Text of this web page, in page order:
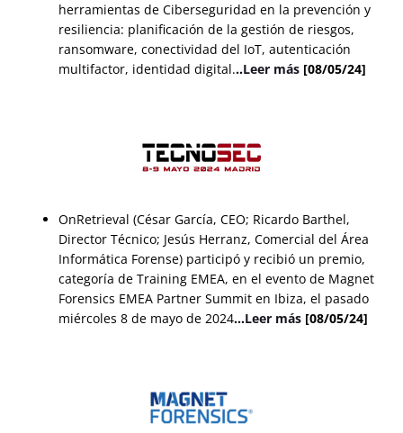
herramientas de Ciberseguridad en la prevención y
resiliencia: planificación de la gestión de riesgos,
ransomware, conectividad del IoT, autenticación
multifactor, identidad digital...Leer más [08/05/24]
OnRetrieval (César García, CEO; Ricardo Barthel,
Director Técnico; Jesús Herranz, Comercial del Área
Informática Forense) participó y recibió un premio,
categoría de Training EMEA, en el evento de Magnet
Forensics EMEA Partner Summit en Ibiza, el pasado
miércoles 8 de mayo de 2024…Leer más [08/05/24]